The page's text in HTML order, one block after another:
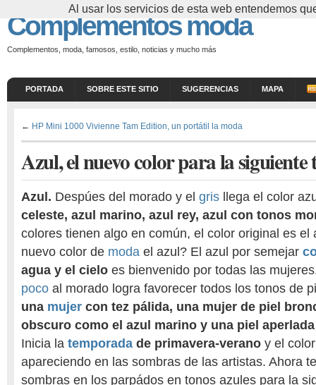
Complementos moda
Complementos, moda, famosos, estilo, noticias y mucho más
PORTADA SOBRE ESTE SITIO SUGERENCIAS MAPA
← HP Mini 1000 Vivienne Tam Edition, un portátil la moda
Azul, el nuevo color para la
Azul. Despúes del morado y el gris llega el color
celeste, azul marino, azul rey, azul con tonos
colores tienen algo en común, el color original es el
nuevo color de moda el azul? El azul por semejar
agua y el cielo es bienvenido por todas las
poco al morado logra favorecer todos los tonos de
una mujer con tez pálida, una mujer de piel
obscuro como el azul marino y una piel
Inicia la temporada de primavera-verano y el
apareciendo en las sombras de las artistas. Ahora
sombras en los parpádos en tonos azules para la
Al usar los servicios de esta web entendemos